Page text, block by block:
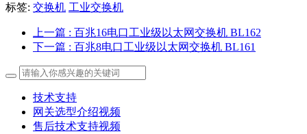
标签: 交换机 工业交换机
上一篇 : 百兆16电口工业级以太网交换机 BL162
下一篇 : 百兆8电口工业级以太网交换机 BL161
技术支持
网关选型介绍视频
售后技术支持视频